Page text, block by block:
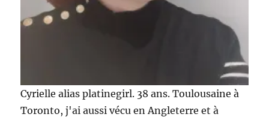
Cyrielle alias platinegirl. 38 ans. Toulousaine à
Toronto, j'ai aussi vécu en Angleterre et à